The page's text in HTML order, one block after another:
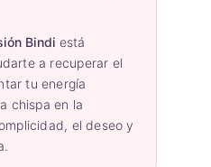
Bindi está
a recuperar el
tu energía
chispa en la
el deseo y